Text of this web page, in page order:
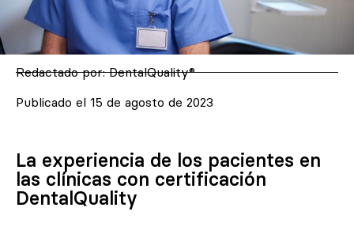
Redactado por:DentalQuality®
Publicado el 15 de agosto de 2023
La experiencia de los pacientes en
las clínicas con certificación
DentalQuality